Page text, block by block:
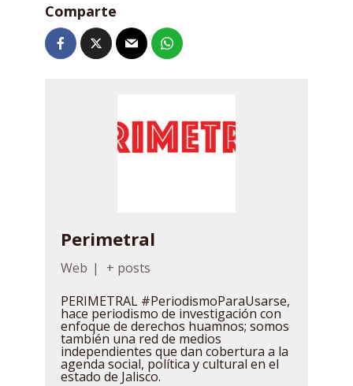
Comparte
Perimetral
Web |
+ posts
PERIMETRAL #PeriodismoParaUsarse,
hace periodismo de investigación con
enfoque de derechos huamnos; somos
también una red de medios
independientes que dan cobertura a la
agenda social, política y cultural en el
estado de Jalisco.